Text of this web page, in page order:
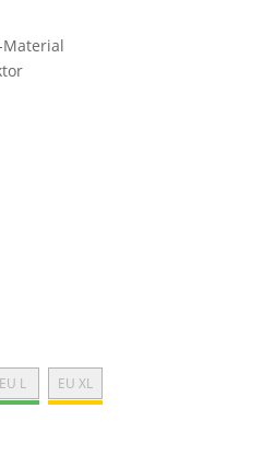
Material
EU L EU XL